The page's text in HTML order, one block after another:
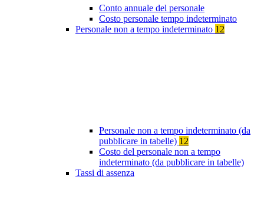
Conto annuale del personale
Costo personale tempo indeterminato
Personale non a tempo indeterminato 12
Personale non a tempo indeterminato (da
pubblicare in tabelle) 12
Costo del personale non a tempo
indeterminato (da pubblicare in tabelle)
Tassi di assenza